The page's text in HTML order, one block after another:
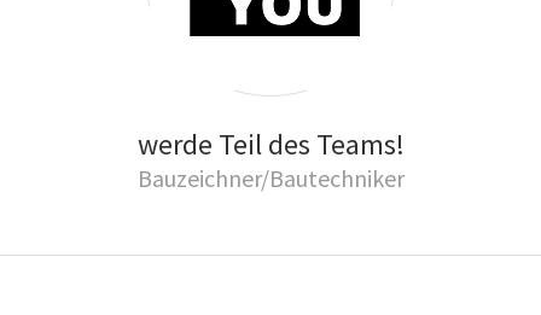
werde Teil des Teams!
Bauzeichner/Bautechniker